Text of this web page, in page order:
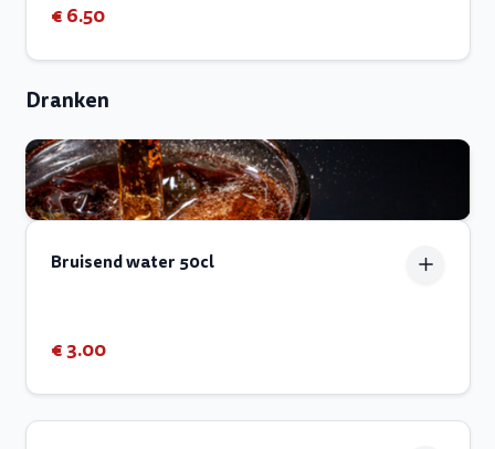
€ 6.50
Dranken
Bruisend water 50cl
€ 3.00